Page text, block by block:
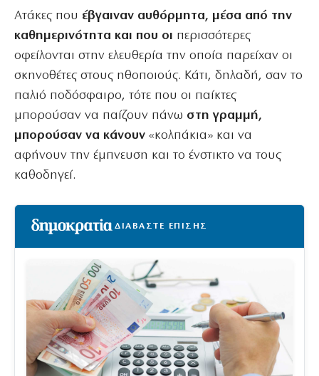
Ατάκες που έβγαιναν αυθόρμητα, μέσα από την
καθημερινότητα και που οι περισσότερες
οφείλονται στην ελευθερία την οποία παρείχαν οι
σκηνοθέτες στους ηθοποιούς. Κάτι, δηλαδή, σαν το
παλιό ποδόσφαιρο, τότε που οι παίκτες
μπορούσαν να παίζουν πάνω στη γραμμή,
μπορούσαν να κάνουν «κολπάκια» και να
αφήνουν την έμπνευση και το ένστικτο να τους
καθοδηγεί.
ΔΙΑΒΑΣΤΕ ΕΠΙΣΗΣ